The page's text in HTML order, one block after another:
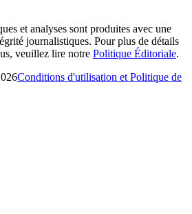
et analyses sont produites avec une
journalistiques. Pour plus de détails
veuillez lire notre Politique Éditoriale.
Conditions d'utilisation et Politique de